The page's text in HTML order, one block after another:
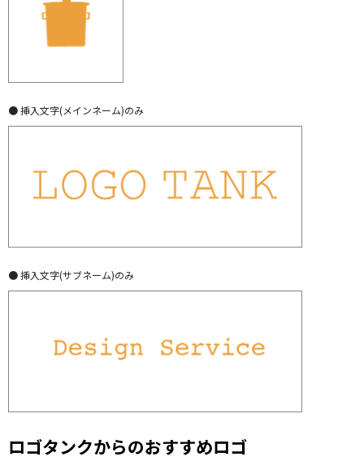
● 挿入文字(メインネーム)のみ
● 挿入文字(サブネーム)のみ
ロゴタンクからのおすすめロゴ